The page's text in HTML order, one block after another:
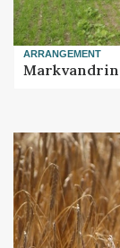
ARRANGEMENT